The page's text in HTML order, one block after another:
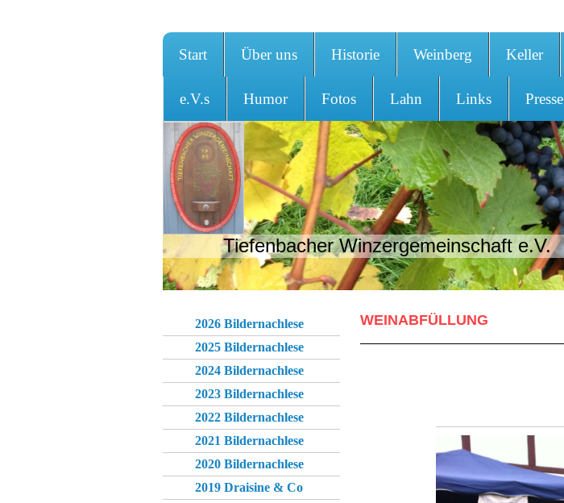
Start Über uns Historie Weinberg Keller
e.V.s Humor Fotos Lahn Links Presse
Tiefenbacher Winzergemeinschaft e.V.
2026 Bildernachlese
2025 Bildernachlese
2024 Bildernachlese
2023 Bildernachlese
2022 Bildernachlese
2021 Bildernachlese
2020 Bildernachlese
2019 Draisine & Co
WEINABFÜLLUNG